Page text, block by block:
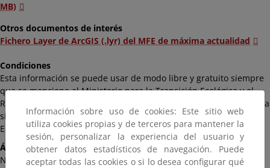
MB)
Otros documentos de interés
Fichero Layer de ArcGIS (.lyr) del MFE de máxima actualidad
Condiciones
Esta información se puede usar de modo libre y gratuito siempre
que se mencione al Ministerio para la Transición Ecológica y el
Reto Demográfico como autor y propietario de la información de la
siguiente manera: Fuente: «© Ministerio para la Transición
Ecológica y el Reto Demográfico».
Ámbito
Nacional
Información sobre uso de cookies: Este sitio web
utiliza cookies propias y de terceros para mantener la
sesión, personalizar la experiencia del usuario y
obtener datos estadísticos de navegación. Puede
aceptar todas las cookies o si lo desea configurar qué